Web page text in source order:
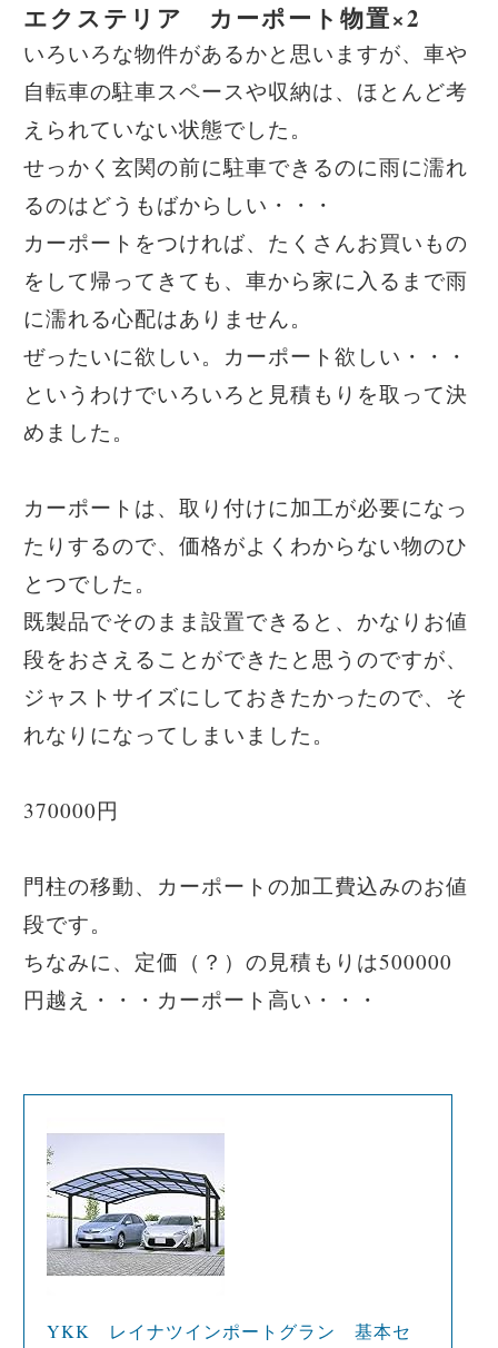
エクステリア カーポート物置×2
いろいろな物件があるかと思いますが、車や
自転車の駐車スペースや収納は、ほとんど考
えられていない状態でした。
せっかく玄関の前に駐車できるのに雨に濡れ
るのはどうもばからしい・・・
カーポートをつければ、たくさんお買いもの
をして帰ってきても、車から家に入るまで雨
に濡れる心配はありません。
ぜったいに欲しい。カーポート欲しい・・・
というわけでいろいろと見積もりを取って決
めました。
カーポートは、取り付けに加工が必要になっ
たりするので、価格がよくわからない物のひ
とつでした。
既製品でそのまま設置できると、かなりお値
段をおさえることができたと思うのですが、
ジャストサイズにしておきたかったので、そ
れなりになってしまいました。
370000円
門柱の移動、カーポートの加工費込みのお値
段です。
ちなみに、定価（？）の見積もりは500000
円越え・・・カーポート高い・・・
YKK レイナツインポートグラン 基本セ